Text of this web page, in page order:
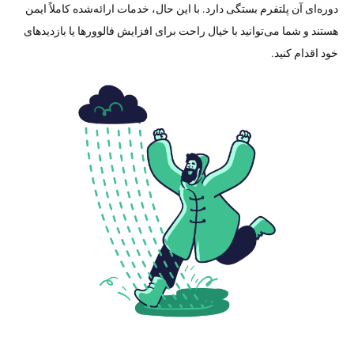
دوره‌ای آن پلتفرم بستگی دارد. با این حال، خدمات ارائه‌شده کاملاً ایمن
هستند و شما می‌توانید با خیال راحت برای افزایش فالوورها یا بازدیدهای
خود اقدام کنید.